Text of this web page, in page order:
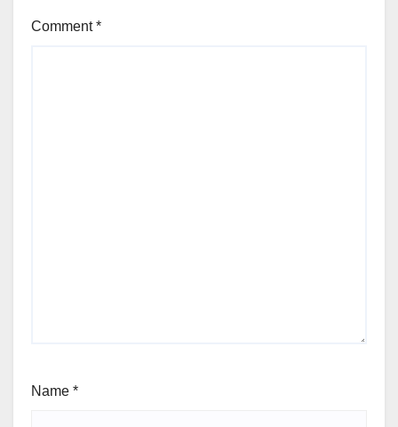
Comment*
Name *